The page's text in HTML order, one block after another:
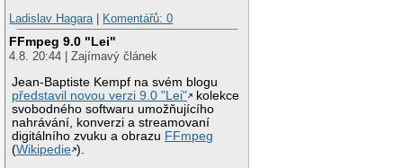
Ladislav Hagara
Komentářů: 0
FFmpeg 9.0 "Lei"
4.8. 20:44 | Zajímavý článek
Jean-Baptiste Kempf na svém blogu
představil novou verzi 9.0 "Lei"
kolekce
svobodného softwaru umožňujícího
nahrávání, konverzi a streamovaní
digitálního zvuku a obrazu FFmpeg
(Wikipedie ).